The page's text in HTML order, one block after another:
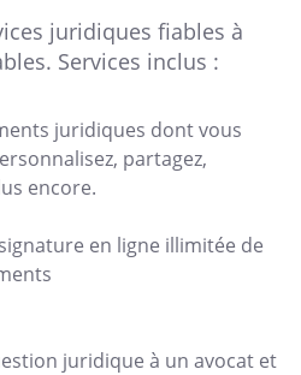
juridiques fiables à
Services inclus :
juridiques dont vous
partagez,
encore.
en ligne illimitée de
juridique à un avocat et